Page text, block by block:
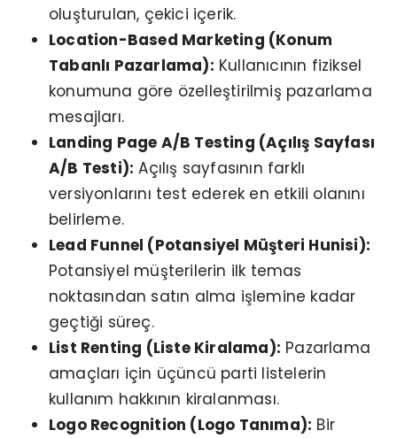
oluşturulan, çekici içerik.
Location-Based Marketing (Konum
Tabanlı Pazarlama): Kullanıcının fiziksel
konumuna göre özelleştirilmiş pazarlama
mesajları.
Landing Page A/B Testing (Açılış Sayfası
A/B Testi): Açılış sayfasının farklı
versiyonlarını test ederek en etkili olanını
belirleme.
Lead Funnel (Potansiyel Müşteri Hunisi):
Potansiyel müşterilerin ilk temas
noktasından satın alma işlemine kadar
geçtiği süreç.
List Renting (Liste Kiralama): Pazarlama
amaçları için üçüncü parti listelerin
kullanım hakkının kiralanması.
Logo Recognition (Logo Tanıma): Bir